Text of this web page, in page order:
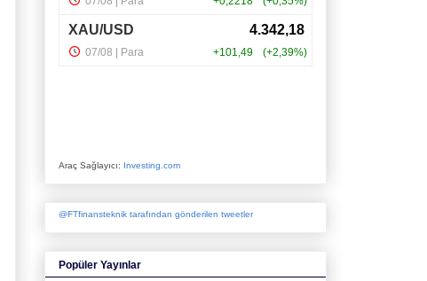
Araç Sağlayıcı: Investing.com
@FTfinansteknik tarafından gönderilen tweetler
Popüler Yayınlar